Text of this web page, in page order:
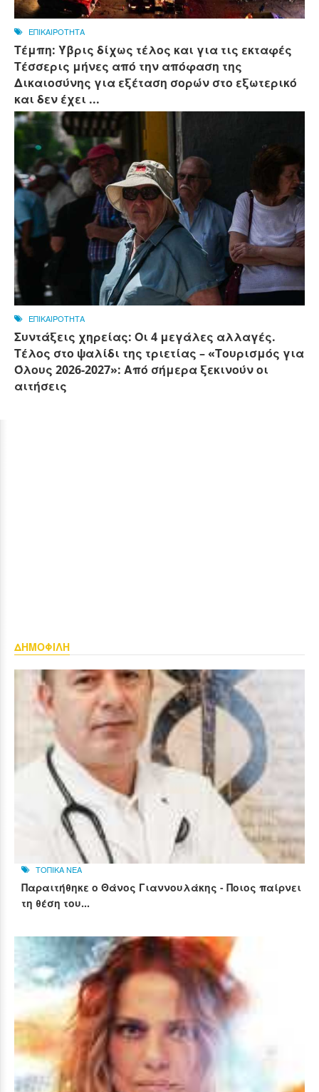
ΕΠΙΚΑΙΡΟΤΗΤΑ
Τέμπη: Ύβρις δίχως τέλος και για τις εκταφές
Τέσσερις μήνες από την απόφαση της
Δικαιοσύνης για εξέταση σορών στο εξωτερικό
και δεν έχει ...
ΕΠΙΚΑΙΡΟΤΗΤΑ
Συντάξεις χηρείας: Οι 4 μεγάλες αλλαγές.
Τέλος στο ψαλίδι της τριετίας – «Τουρισμός για
Όλους 2026-2027»: Από σήμερα ξεκινούν οι
αιτήσεις
ΔΗΜΟΦΙΛΗ
ΤΟΠΙΚΑ ΝΕΑ
Παραιτήθηκε ο Θάνος Γιαννουλάκης - Ποιος παίρνει
τη θέση του...